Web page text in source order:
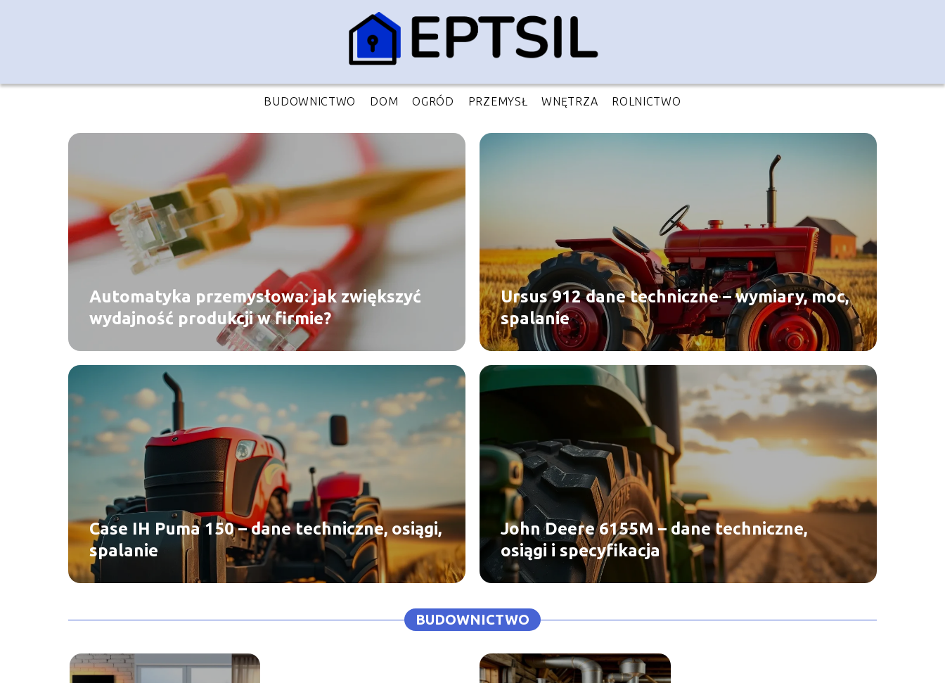
BUDOWNICTWO DOM OGRÓD PRZEMYSŁ WNĘTRZA ROLNICTWO
Automatyka przemysłowa: jak zwiększyć
wydajność produkcji w firmie?
Ursus 912 dane techniczne – wymiary, moc,
spalanie
Case IH Puma 150 – dane techniczne, osiągi,
spalanie
John Deere 6155M – dane techniczne,
osiągi i specyfikacja
BUDOWNICTWO